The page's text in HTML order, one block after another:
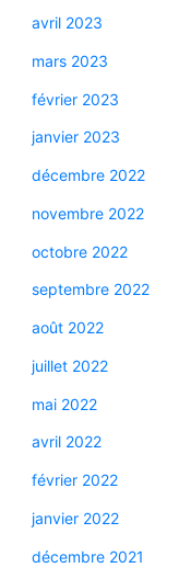
avril 2023
mars 2023
février 2023
janvier 2023
décembre 2022
novembre 2022
octobre 2022
septembre 2022
août 2022
juillet 2022
mai 2022
avril 2022
février 2022
janvier 2022
décembre 2021